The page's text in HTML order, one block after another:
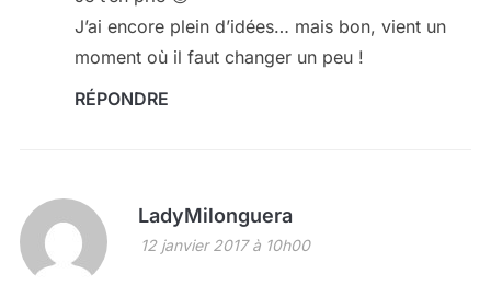
J’ai encore plein d’idées… mais bon, vient un
moment où il faut changer un peu !
RÉPONDRE
LadyMilonguera
12 janvier 2017 à 10h00